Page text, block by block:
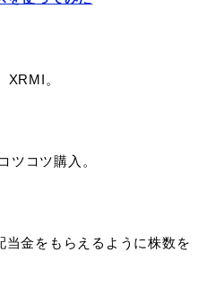
XRMI。
ツコツ購入。
当金をもらえるように株数を